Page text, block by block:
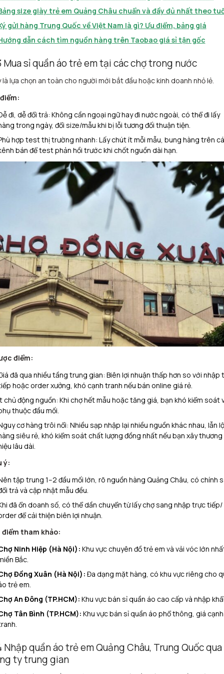
size giày trẻ em Quảng Châu chuẩn và đầy đủ nhất theo
gửi hàng Trung Quốc về Việt Nam là gì? Ưu điểm, bảng giá
dẫn cách tìm nguồn hàng trên Taobao giá sỉ tận gốc
Mua sỉ quần áo trẻ em tại các chợ trong nước
là lựa chọn an toàn cho người mới bắt đầu hoặc kinh doanh nhỏ lẻ.
đi, dễ đổi trả: Không cần ngoại ngữ hay đi nước ngoài, có thể đi lấy
trong ngày, đổi size/mẫu khi bị lỗi tương đối thuận tiện.​
hợp test thị trường nhanh: Lấy chút ít mỗi mẫu, bung hàng trên
bán để test phản hồi trước khi chốt nguồn dài hạn.
điểm:
đã qua nhiều tầng trung gian: Biên lợi nhuận thấp hơn so với nhập
hoặc order xưởng, khó cạnh tranh nếu bán online giá rẻ.​
chủ động nguồn: Khi chợ hết mẫu hoặc tăng giá, bạn khó kiểm soát
thuộc đầu mối.​
cơ hàng trôi nổi: Nhiều sạp nhập lại nhiều nguồn khác nhau, lẫn
siêu rẻ, khó kiểm soát chất lượng đồng nhất nếu bạn xây thương
lâu dài.
ý:
tập trung 1–2 đầu mối lớn, rõ nguồn hàng Quảng Châu, có chính
trả và cập nhật mẫu đều.​
đã ổn doanh số, có thể dần chuyển từ lấy chợ sang nhập trực tiếp/
để cải thiện biên lợi nhuận.
tham khảo:
Ninh Hiệp (Hà Nội): Khu vực chuyên đồ trẻ em và vải vóc lớn
Bắc.
Đồng Xuân (Hà Nội): Đa dạng mặt hàng, có khu vực riêng cho
trẻ em.
An Đông (TP.HCM): Khu vực bán sỉ quần áo cao cấp và nhập
Tân Bình (TP.HCM): Khu vực bán sỉ quần áo phổ thông, giá cạnh
Nhập quần áo trẻ em Quảng Châu, Trung Quốc qua
ty trung gian